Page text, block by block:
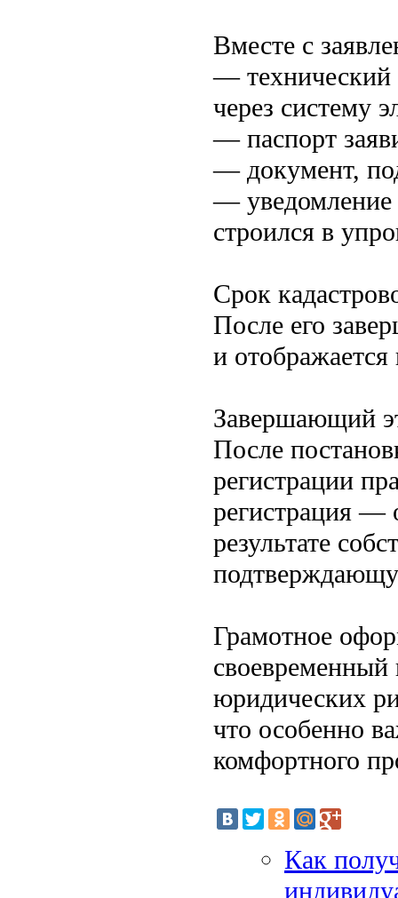
Вместе с
— технический
через систему
— паспорт
— документ,
— уведомление
строился в
Срок
После его
и
Завершающий
После
регистрации
регистрация —
результате
Грамотное
своевременный
юридических
что особенно
комфортного
Как